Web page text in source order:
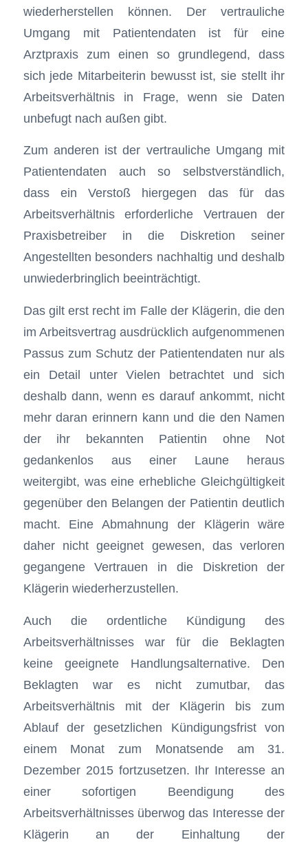
wiederherstellen können. Der vertrauliche
Umgang mit Patientendaten ist für eine
Arztpraxis zum einen so grundlegend, dass
sich jede Mitarbeiterin bewusst ist, sie stellt ihr
Arbeitsverhältnis in Frage, wenn sie Daten
unbefugt nach außen gibt.
Zum anderen ist der vertrauliche Umgang mit
Patientendaten auch so selbstverständlich,
dass ein Verstoß hiergegen das für das
Arbeitsverhältnis erforderliche Vertrauen der
Praxisbetreiber in die Diskretion seiner
Angestellten besonders nachhaltig und deshalb
unwiederbringlich beeinträchtigt.
Das gilt erst recht im Falle der Klägerin, die den
im Arbeitsvertrag ausdrücklich aufgenommenen
Passus zum Schutz der Patientendaten nur als
ein Detail unter Vielen betrachtet und sich
deshalb dann, wenn es darauf ankommt, nicht
mehr daran erinnern kann und die den Namen
der ihr bekannten Patientin ohne Not
gedankenlos aus einer Laune heraus
weitergibt, was eine erhebliche Gleichgültigkeit
gegenüber den Belangen der Patientin deutlich
macht. Eine Abmahnung der Klägerin wäre
daher nicht geeignet gewesen, das verloren
gegangene Vertrauen in die Diskretion der
Klägerin wiederherzustellen.
Auch die ordentliche Kündigung des
Arbeitsverhältnisses war für die Beklagten
keine geeignete Handlungsalternative. Den
Beklagten war es nicht zumutbar, das
Arbeitsverhältnis mit der Klägerin bis zum
Ablauf der gesetzlichen Kündigungsfrist von
einem Monat zum Monatsende am 31.
Dezember 2015 fortzusetzen. Ihr Interesse an
einer sofortigen Beendigung des
Arbeitsverhältnisses überwog das Interesse der
Klägerin an der Einhaltung der